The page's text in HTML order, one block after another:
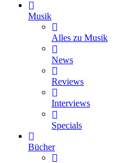
Musik
Alles zu Musik
News
Reviews
Interviews
Specials
Bücher